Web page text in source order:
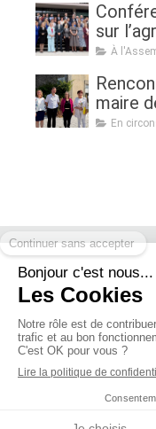
sur
À
maire
En